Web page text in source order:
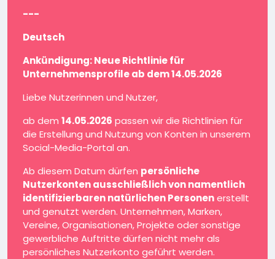
---
Deutsch
Ankündigung: Neue Richtlinie für
Unternehmensprofile ab dem 14.05.2026
Liebe Nutzerinnen und Nutzer,
ab dem 14.05.2026 passen wir die Richtlinien für
die Erstellung und Nutzung von Konten in unserem
Social-Media-Portal an.
Ab diesem Datum dürfen persönliche
Nutzerkonten ausschließlich von namentlich
identifizierbaren natürlichen Personenerstellt
und genutzt werden. Unternehmen, Marken,
Vereine, Organisationen, Projekte oder sonstige
gewerbliche Auftritte dürfen nicht mehr als
persönliches Nutzerkonto geführt werden.